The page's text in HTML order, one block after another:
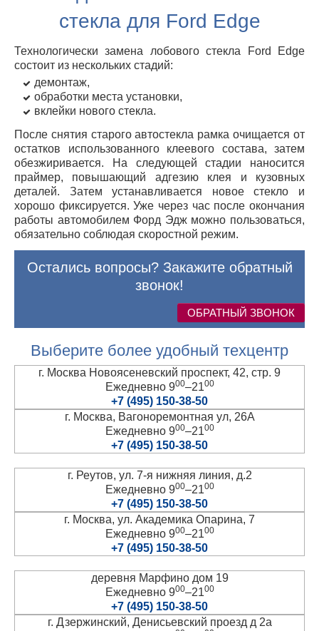
стекла для Ford Edge
Технологически замена лобового стекла Ford Edge
состоит из нескольких стадий:
демонтаж,
обработки места установки,
вклейки нового стекла.
После снятия старого автостекла рамка очищается от
остатков использованного клеевого состава, затем
обезжиривается. На следующей стадии наносится
праймер, повышающий адгезию клея и кузовных
деталей. Затем устанавливается новое стекло и
хорошо фиксируется. Уже через час после окончания
работы автомобилем Форд Эдж можно пользоваться,
обязательно соблюдая скоростной режим.
Остались вопросы? Закажите обратный
звонок!
ОБРАТНЫЙ ЗВОНОК
Выберите более удобный техцентр
г. Москва Новоясеневский проспект, 42, стр. 9
Ежедневно 900–2100
+7 (495) 150-38-50
г. Москва, Вагоноремонтная ул, 26А
Ежедневно 900–2100
+7 (495) 150-38-50
г. Реутов, ул. 7-я нижняя линия, д.2
Ежедневно 900–2100
+7 (495) 150-38-50
г. Москва, ул. Академика Опарина, 7
Ежедневно 900–2100
+7 (495) 150-38-50
деревня Марфино дом 19
Ежедневно 900–2100
+7 (495) 150-38-50
г. Дзержинский, Денисьевский проезд д 2а